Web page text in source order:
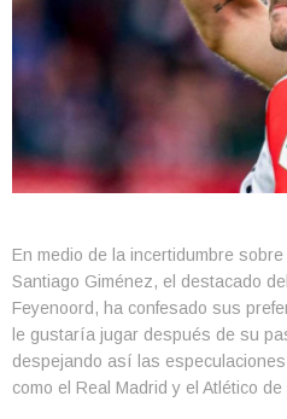
En medio de la incertidumbre
Santiago Giménez, el destacado
Feyenoord, ha confesado sus
le gustaría jugar después de su
despejando así las
como el Real Madrid y el Atlético de